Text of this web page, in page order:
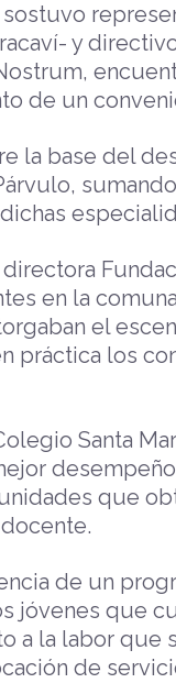
y
de un
la base del
en la
el
práctica los
Santa
que
de un
jóvenes que
a la labor que
de